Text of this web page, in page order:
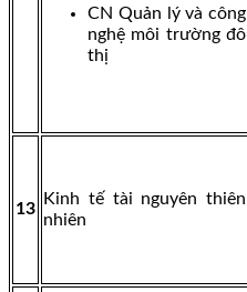
CN Quản lý và công
nghệ môi trường đô
thị
13
Kinh tế tài nguyên thiên
nhiên